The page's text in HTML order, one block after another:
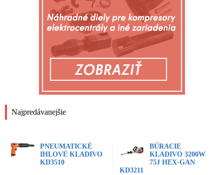
Najpredávanejšie
PNEUMATICKÉ
IHLOVÉ KLADIVO
KD3510
BÚRACIE
KLADIVO 3200W
75J HEX-GAN
KD3211